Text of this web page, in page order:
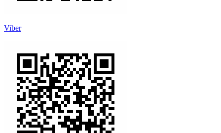
Viber